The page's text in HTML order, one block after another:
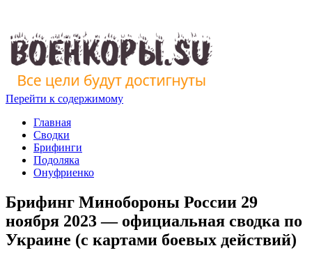
Перейти к содержимому
Главная
Сводки
Брифинги
Подоляка
Онуфриенко
Брифинг Минобороны России 29
ноября 2023 — официальная сводка по
Украине (с картами боевых действий)